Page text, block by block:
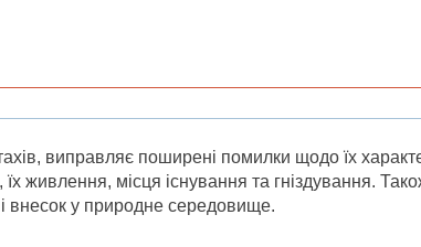
виправляє поширені помилки щодо їх
живлення, місця існування та гніздування.
і внесок у природне середовище.